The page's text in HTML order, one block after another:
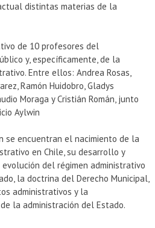
distintas materias de la
de 10 profesores del
y, específicamente, de la
Entre ellos: Andrea Rosas,
Ramón Huidobro, Gladys
Moraga y Cristián Román, junto
Aylwin
se encuentran el nacimiento de la
en Chile, su desarrollo y
del régimen administrativo
la doctrina del Derecho Municipal,
administrativos y la
la administración del Estado.